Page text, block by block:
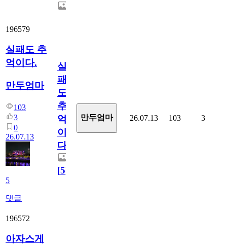
196579
실패도 추
억이다.
만두엄마
103
3
0
26.07.13
5
댓글
실
패
도
추
억
이
다.
[5]
만두엄마 26.07.13 103 3
196572
아자스게